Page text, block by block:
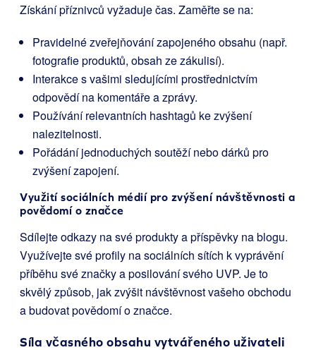
Získání příznivců vyžaduje čas. Zaměřte se na:
Pravidelné zveřejňování zapojeného obsahu (např.
fotografie produktů, obsah ze zákulisí).
Interakce s vašimi sledujícími prostřednictvím
odpovědí na komentáře a zprávy.
Používání relevantních hashtagů ke zvýšení
nalezitelnosti.
Pořádání jednoduchých soutěží nebo dárků pro
zvýšení zapojení.
Využití sociálních médií pro zvýšení návštěvnosti a
povědomí o značce
Sdílejte odkazy na své produkty a příspěvky na blogu.
Využívejte své profily na sociálních sítích k vyprávění
příběhu své značky a posilování svého UVP. Je to
skvělý způsob, jak zvýšit návštěvnost vašeho obchodu
a budovat povědomí o značce.
Síla včasného obsahu vytvářeného uživateli